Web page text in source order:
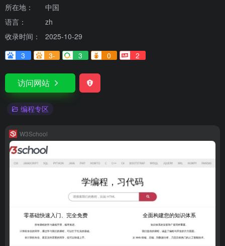
所在地：
中国
语言：
zh
收录时间：
2025-10-29
3
3- 3 0 2
访问网站
编程专区
W3School